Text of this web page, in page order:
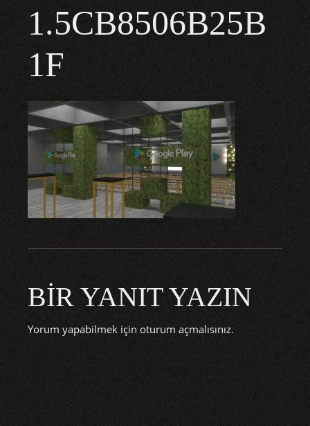
1.5CB8506B25B
1F
BIR YANIT YAZIN
Yorum yapabilmek içinoturum açmalısınız.